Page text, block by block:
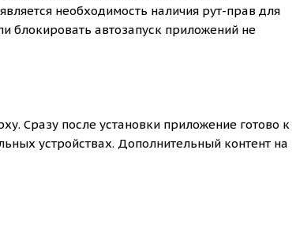
необходимость наличия рут-прав для
блокировать автозапуск приложений не
Сразу после установки приложение готово к
устройствах. Дополнительный контент на